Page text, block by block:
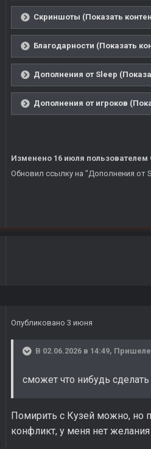
Скриншоты (Показать
Благодарности (Показать
Дополнения от Sleep
Дополнения от игроков
Изменено 16 июля пользователем
Обновил ссылку на "Дополнения от
Опубликовано 3 июня
В 02.06.2026 в 14:49,
сможет что нибудь сделать
Помирить с Кузей можно, но
конфликт, у меня нет желания